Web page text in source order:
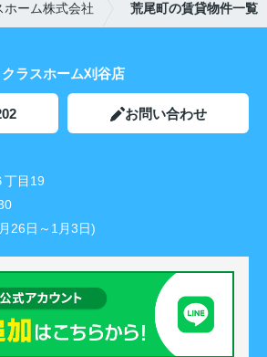
ーム株式会社 荒尾町の賃貸物件一覧
クラスホーム刈谷店
お問い合わせ
丁目19
26日～1月3日)